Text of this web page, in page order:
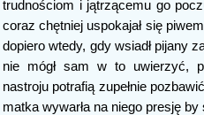
trudnościom i jątrzącemu go
coraz chętniej uspokajał się
dopiero wtedy, gdy wsiadł pijany
nie mógł sam w to uwierzyć,
nastroju potrafią zupełnie
matka wywarła na niego presję